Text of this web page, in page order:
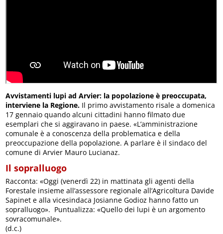
Avvistamenti lupi ad Arvier: la popolazione è preoccupata,
interviene la Regione. Il primo avvistamento risale a domenica
17 gennaio quando alcuni cittadini hanno filmato due
esemplari che si aggiravano in paese. «L’amministrazione
comunale è a conoscenza della problematica e della
preoccupazione della popolazione. A parlare è il sindaco del
comune di Arvier Mauro Lucianaz.
Il sopralluogo
Racconta: «Oggi (venerdì 22) in mattinata gli agenti della
Forestale insieme all’assessore regionale all’Agricoltura Davide
Sapinet e alla vicesindaca Josianne Godioz hanno fatto un
sopralluogo». Puntualizza: «Quello dei lupi è un argomento
sovracomunale».
(d.c.)